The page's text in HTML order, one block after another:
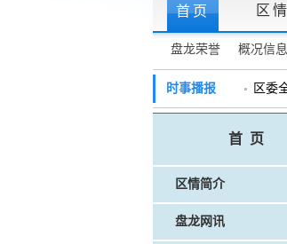
首页 区
盘龙荣誉 概况信息
政府信息公开指南 |
调查征集 做好“
时事播报 区委
戴惠
盘龙
戴惠
首 页
区情简介
盘龙网讯